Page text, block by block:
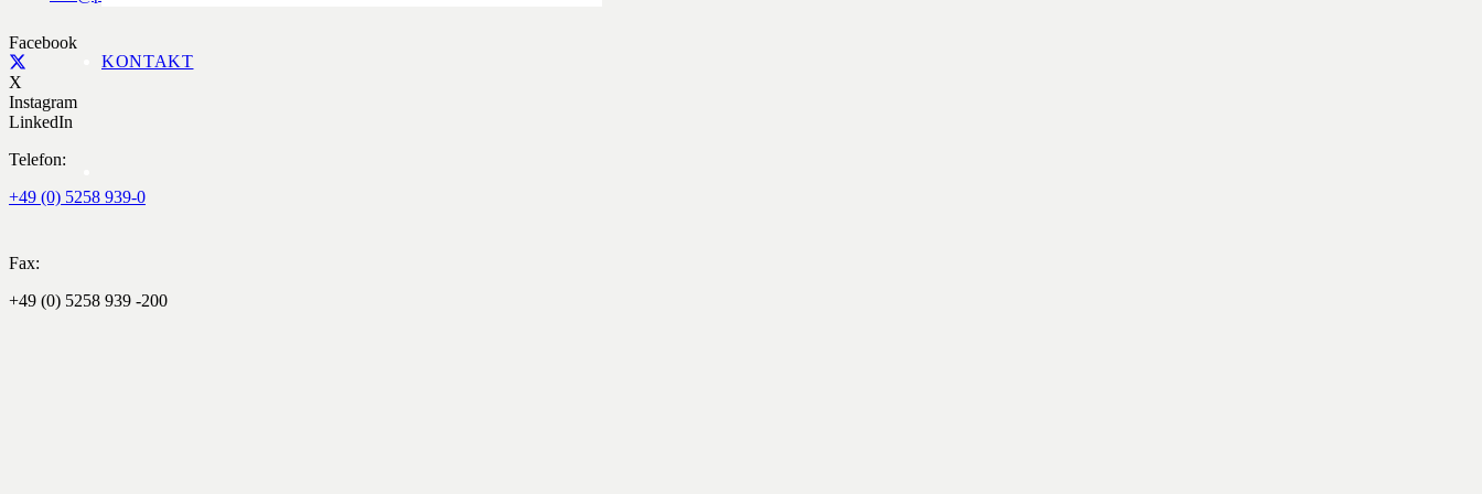
KONTAKT
Facebook
X
Instagram
LinkedIn
Telefon:
+49 (0) 5258 939-0
Fax:
+49 (0) 5258 939 -200